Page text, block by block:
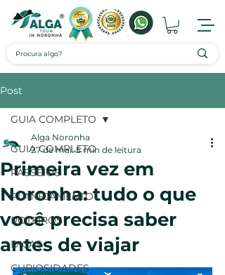
Post
GUIA COMPLETO
PASSEIOS
PLANEJAMENTO
ROTEIROS
DICAS
CURIOSIDADES
GUIA COMPLETO
Primeira vez em
Noronha: tudo o que
você precisa saber
antes de viajar
Alga Noronha
27 de mai. 5 min de leitura